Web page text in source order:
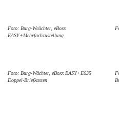
Foto: Burg-Wcächter, eBoxx
EASY+Mehrfachzustellung
Foto: Burg-Wächter, eBoxx EASY+E635
Doppel-Briefkasten